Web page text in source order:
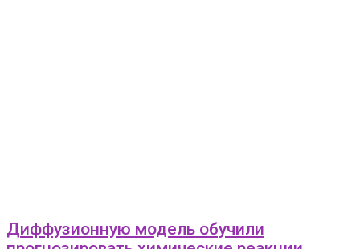
Диффузионную модель обучили